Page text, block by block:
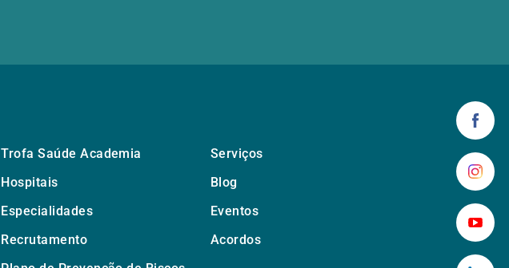
Trofa Saúde Academia
Serviços
Hospitais
Blog
Especialidades
Eventos
Recrutamento
Acordos